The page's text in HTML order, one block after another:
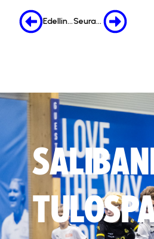
Edellinen Seuraava